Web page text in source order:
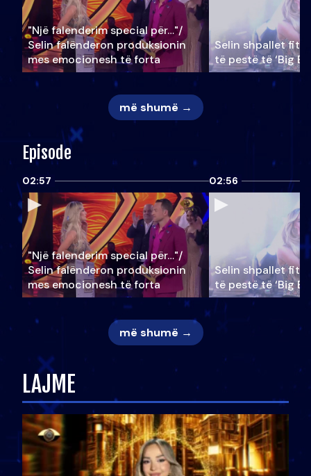
"Një falenderim special për…"/
Selin falënderon produksionin
mes emocionesh të forta
Selin shpallet
të pestë të ‘Big
më shumë →
Episode
02:57
"Një falenderim special për…"/
Selin falënderon produksionin
mes emocionesh të forta
02:56
Selin shpallet
të pestë të ‘Big
më shumë →
LAJME